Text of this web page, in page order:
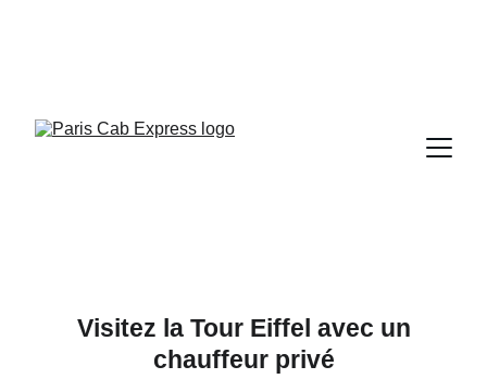
Visitez la Tour Eiffel avec un
chauffeur privé